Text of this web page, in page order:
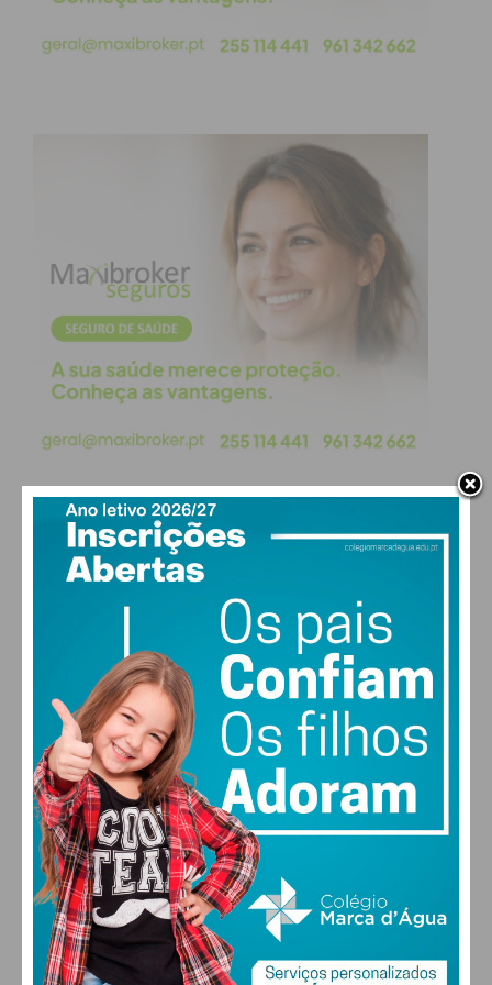
condições
PAÇOS DE FERREIRA
°
95% humidade
vento: 1m/s E
MAX 12 • MIN 12
30°
QUI
30
SEX
30°
SÁB
28 °
DOM
ALTERAR